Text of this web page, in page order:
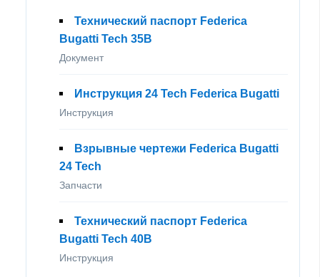
Технический паспорт Federica
Bugatti Tech 35B
Документ
Инструкция 24 Tech Federica Bugatti
Инструкция
Взрывные чертежи Federica Bugatti
24 Tech
Запчасти
Технический паспорт Federica
Bugatti Tech 40В
Инструкция